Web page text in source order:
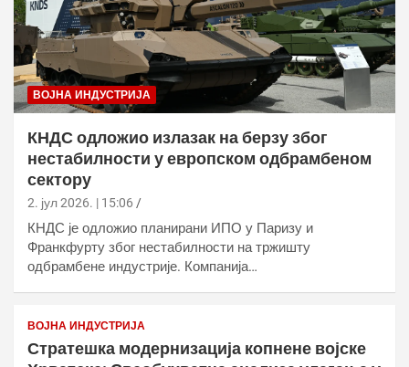
ВОЈНА ИНДУСТРИЈА
КНДС одложио излазак на берзу због
нестабилности у европском одбрамбеном
сектору
2. јул 2026. | 15:06
КНДС је одложио планирани ИПО у Паризу и
Франкфурту због нестабилности на тржишту
одбрамбене индустрије. Компанија…
ВОЈНА ИНДУСТРИЈА
Стратешка модернизација копнене војске